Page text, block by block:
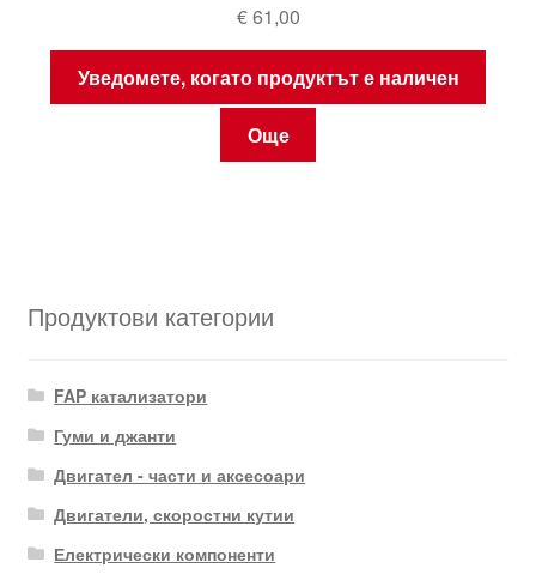
€61,00
Уведомете, когато продуктът е наличен
Още
Продуктови категории
FAP катализатори
Гуми и джанти
Двигател - части и аксесоари
Двигатели, скоростни кутии
Електрически компоненти